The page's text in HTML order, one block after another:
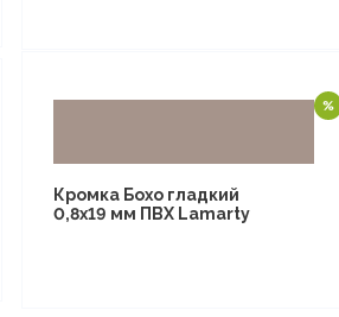
Кромка Бохо гладкий
0,8х19 мм ПВХ Lamarty